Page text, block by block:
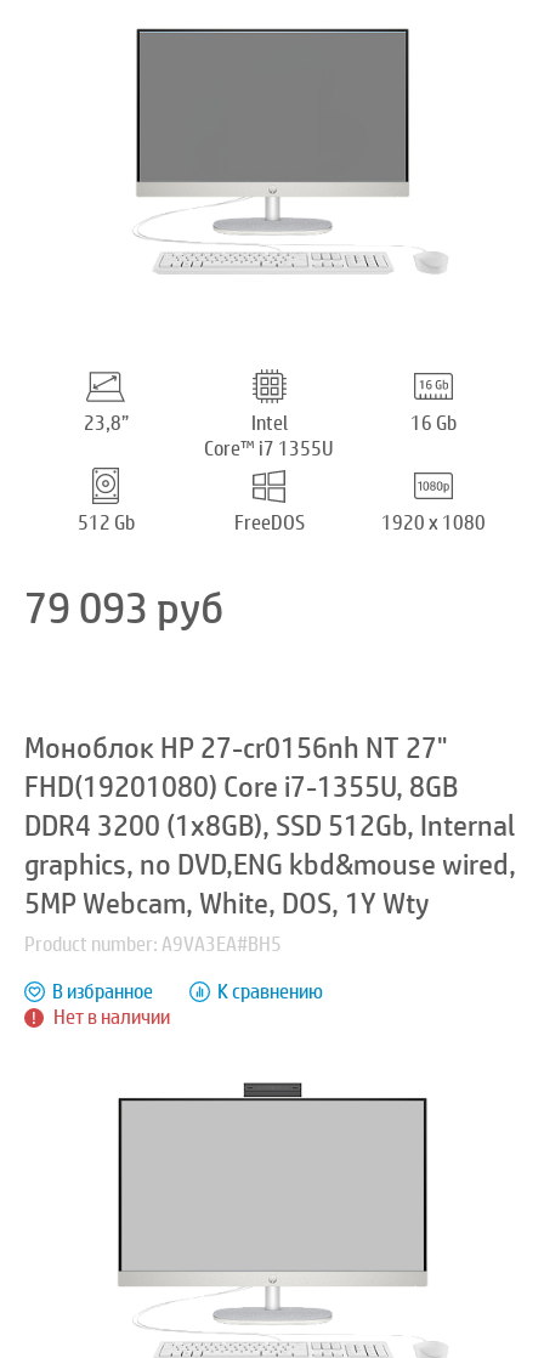
23,8”
Intel
Core™ i7 1355U
16 Gb
512 Gb FreeDOS 1920 x 1080
79 093 руб
Моноблок HP 27-cr0156nh NT 27"
FHD(19201080) Core i7-1355U, 8GB
DDR4 3200 (1x8GB), SSD 512Gb, Internal
graphics, no DVD,ENG kbd&mouse wired,
5MP Webcam, White, DOS, 1Y Wty
Product number: A9VA3EA#BH5
Нет в наличии
В избранное К сравнению